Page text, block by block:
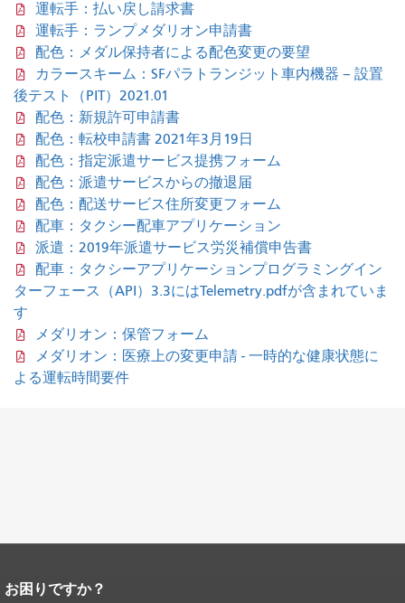
運転手：払い戻し請求書
運転手：ランプメダリオン申請書
配色：メダル保持者による配色変更の要望
カラースキーム：SFパラトランジット車内機器 – 設置
後テスト（PIT）2021.01
配色：新規許可申請書
配色：転校申請書 2021年3月19日
配色：指定派遣サービス提携フォーム
配色：派遣サービスからの撤退届
配色：配送サービス住所変更フォーム
配車：タクシー配車アプリケーション
派遣：2019年派遣サービス労災補償申告書
配車：タクシーアプリケーションプログラミングイン
ターフェース（API）3.3にはTelemetry.pdfが含まれていま
す
メダリオン：保管フォーム
メダリオン：医療上の変更申請 - 一時的な健康状態に
よる運転時間要件
ページコンテンツの終わり。
お困りですか？